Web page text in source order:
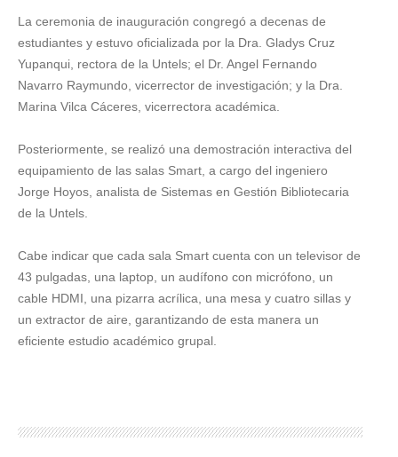
La ceremonia de inauguración congregó a decenas de
estudiantes y estuvo oficializada por la Dra. Gladys Cruz
Yupanqui, rectora de la Untels; el Dr. Angel Fernando
Navarro Raymundo, vicerrector de investigación; y la Dra.
Marina Vilca Cáceres, vicerrectora académica.
Posteriormente, se realizó una demostración interactiva del
equipamiento de las salas Smart, a cargo del ingeniero
Jorge Hoyos, analista de Sistemas en Gestión Bibliotecaria
de la Untels.
Cabe indicar que cada sala Smart cuenta con un televisor de
43 pulgadas, una laptop, un audífono con micrófono, un
cable HDMI, una pizarra acrílica, una mesa y cuatro sillas y
un extractor de aire, garantizando de esta manera un
eficiente estudio académico grupal.